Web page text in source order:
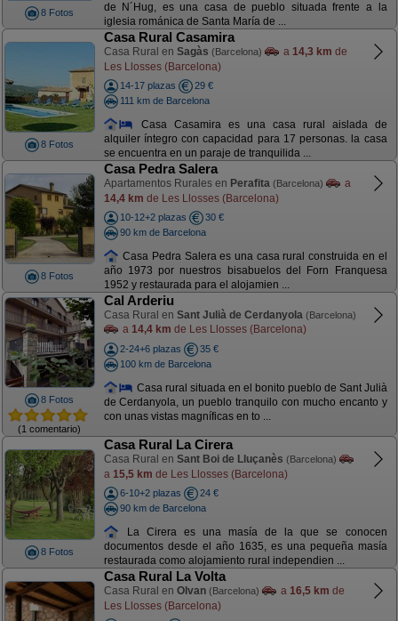
8 Fotos
de N´Hug, es una casa de pueblo situada frente a la
iglesia románica de Santa María de ...
8 Fotos
Casa Rural Casamira
Casa Rural en Sagàs (Barcelona) a 14,3 km de
Les Llosses (Barcelona)
14-17 plazas
29 €
111 km de Barcelona
Casa Casamira es una casa rural aislada de
alquiler íntegro con capacidad para 17 personas. la casa
se encuentra en un paraje de tranquilida ...
8 Fotos
Casa Pedra Salera
Apartamentos Rurales en Perafita (Barcelona)
a
14,4 km de Les Llosses (Barcelona)
10-12+2 plazas
30 €
90 km de Barcelona
Casa Pedra Salera es una casa rural construida en el
año 1973 por nuestros bisabuelos del Forn Franquesa
1952 y restaurada para el alojamien ...
8 Fotos
(1 comentario)
Cal Arderiu
Casa Rural en Sant Julià de Cerdanyola (Barcelona)
a 14,4 km de Les Llosses (Barcelona)
2-24+6 plazas
35 €
100 km de Barcelona
Casa rural situada en el bonito pueblo de Sant Julià
de Cerdanyola, un pueblo tranquilo con mucho encanto y
con unas vistas magníficas en to ...
8 Fotos
Casa Rural La Cirera
Casa Rural en Sant Boi de Lluçanès (Barcelona)
a 15,5 km de Les Llosses (Barcelona)
6-10+2 plazas
24 €
90 km de Barcelona
La Cirera es una masía de la que se conocen
documentos desde el año 1635, es una pequeña masía
restaurada como alojamiento rural independien ...
Casa Rural La Volta
Casa Rural en Olvan (Barcelona) a 16,5 km de
Les Llosses (Barcelona)